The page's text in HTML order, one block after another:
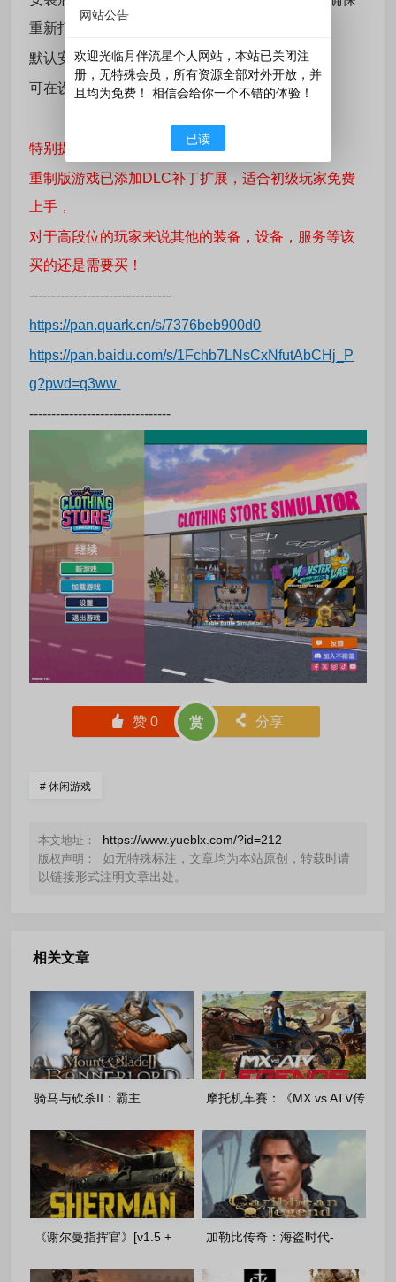
重新打包正常安装。
默认安装模式为英文
可在设置中选择语言，
特别提示：
重制版游戏已添加DLC补丁扩展，适合初级玩家免费
上手，
对于高段位的玩家来说其他的装备，设备，服务等该
买的还是需要买！
--------------------------------
https://pan.quark.cn/s/7376beb900d0
https://pan.baidu.com/s/1Fchb7LNsCxNfutAbCHj_P
g?pwd=q3ww
--------------------------------
󰄼 赞0 赏 󰄯 分享
# 休闲游戏
本文地址： https://www.yueblx.com/?id=212
版权声明：
如无特殊标注，文章均为本站原创，转载时请
以链接形式注明文章出处。
相关文章
骑马与砍杀II：霸主
携版(2026.06.24)
摩托机车賽：《MX vs ATV传
FitGirl 重置版
《谢尔曼指挥官》[v1.5 +
加勒比传奇：海盗时代-
网站公告
欢迎光临月伴流星个人网站，本站已关闭注
册，无特殊会员，所有资源全部对外开放，并
且均为免费！ 相信会给你一个不错的体验！
已读